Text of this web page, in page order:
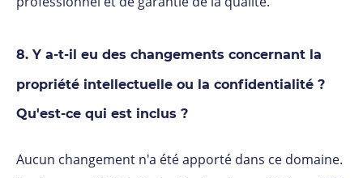
8. Y a-t-il eu des changements concernant la
propriété intellectuelle ou la confidentialité ?
Qu'est-ce qui est inclus ?
Aucun changement n'a été apporté dans ce domaine.